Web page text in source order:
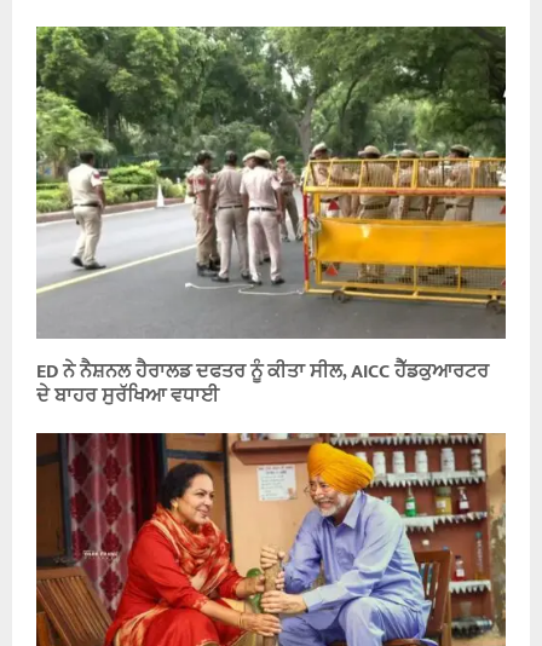
ED ਨੇ ਨੈਸ਼ਨਲ ਹੈਰਾਲਡ ਦਫਤਰ ਨੂੰ ਕੀਤਾ ਸੀਲ, AICC ਹੈੱਡਕੁਆਰਟਰ
ਦੇ ਬਾਹਰ ਸੁਰੱਖਿਆ ਵਧਾਈ